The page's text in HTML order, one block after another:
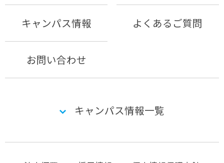
キャンパス情報 よくあるご質問
お問い合わせ
キャンパス情報一覧